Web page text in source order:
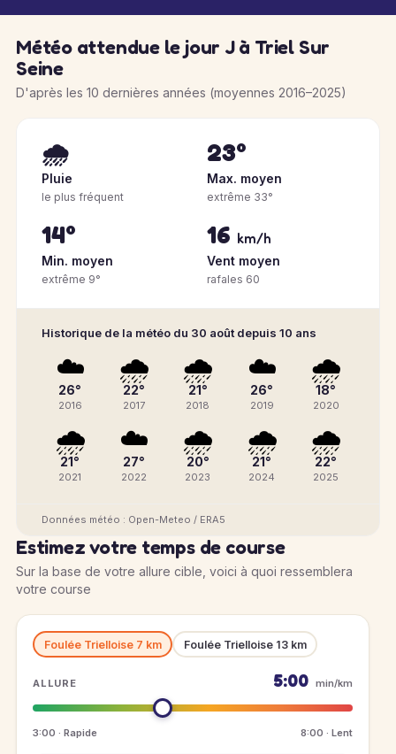
Météo attendue le jour J à Triel Sur
Seine
D'après les 10 dernières années (moyennes 2016–2025)
🌧️
Pluie
le plus fréquent
23°
Max. moyen
extrême 33°
14°
Min. moyen
extrême 9°
16 km/h
Vent moyen
rafales 60
Historique de la météo du 30 août depuis 10 ans
☁️
26°
2016
🌧️
22°
2017
🌧️
21°
2018
☁️
26°
2019
🌧️
18°
2020
🌧️
21°
2021
☁️
27°
2022
🌧️
20°
2023
🌧️
21°
2024
🌧️
22°
2025
Données météo : Open-Meteo / ERA5
Estimez votre temps de course
Sur la base de votre allure cible, voici à quoi ressemblera
votre course
Foulée Trielloise 7 km Foulée Trielloise 13 km
ALLURE 5:00 min/km
3:00 · Rapide 8:00 · Lent